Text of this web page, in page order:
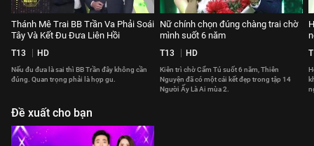
Thánh Mê Trai BB Trần Va Phải Soái
Tây Và Kết Đu Đưa Liên Hồi
T13 HD
Nếu đu đưa là sai thì BB Trần đây không cần
đúng. Quan trọng phải là hợp gu.
Nữ chính chọn đúng chàng trai chờ
mình suốt 6 năm
T13 HD
Kiên trì chờ Cẩm Tú suốt 6 năm, Thiên
Nguyện đã có một cái kết đẹp trong tập 14
Người Ấy Là Ai mùa 2.
Đề xuất cho bạn